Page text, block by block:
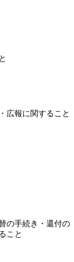
広報に関すること
の手続き・還付の
こと